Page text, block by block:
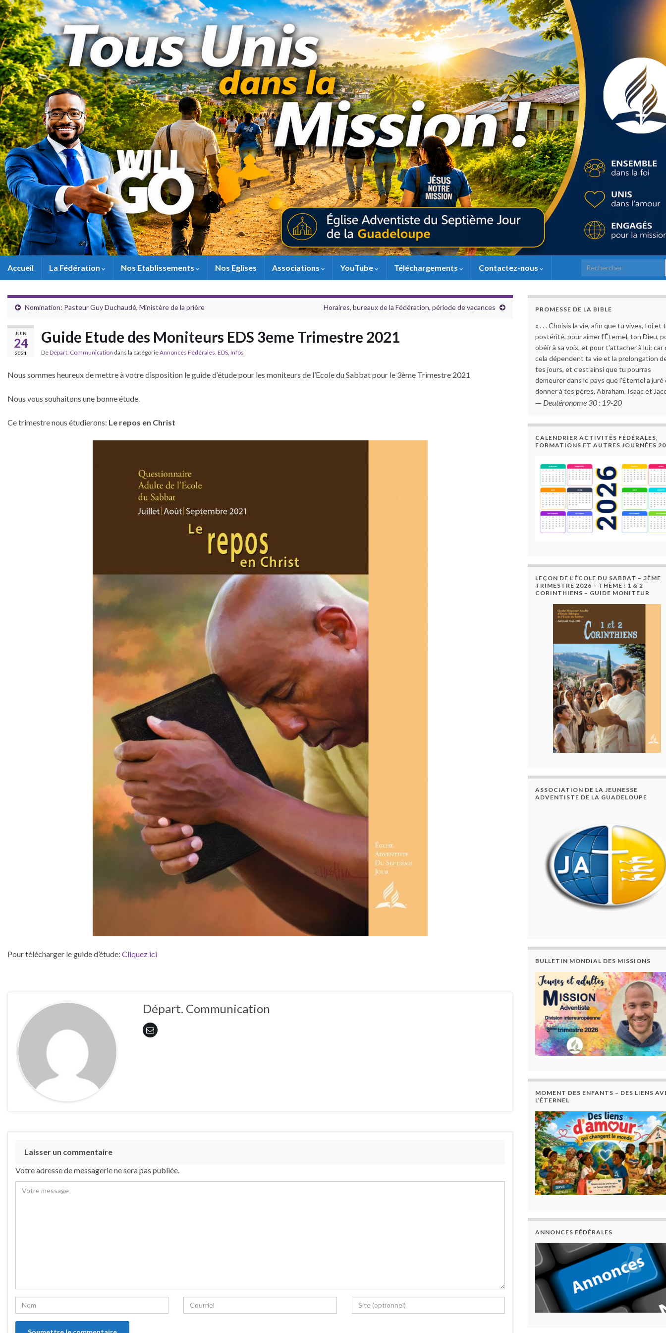
Accueil La Fédération Nos Etablissements Nos Eglises Associations YouTube Téléchargements Contactez-nous Search for:
Nomination: Pasteur Guy Duchaudé, Ministère de la prière Horaires, bureaux de la Fédération, période de vacances
JUIN
24
2021
Guide Etude des Moniteurs EDS 3eme Trimestre 2021
DeDépart. Communication dans la catégorieAnnonces Fédérales EDS Infos
Nous sommes heureux de mettre à votre disposition le guide d’étude pour les moniteurs de l’Ecole du Sabbat pour le 3ème Trimestre 2021
Nous vous souhaitons une bonne étude.
Ce trimestre nous étudierons: Le repos en Christ
Pour télécharger le guide d’étude: Cliquez ici
Départ. Communication
Laisser un commentaire
Votre adresse de messagerie ne sera pas publiée.
PROMESSE DE LA BIBLE
« . . . Choisis la vie, afin que tu vives, toi et
postérité, pour aimer l’Éternel, ton Dieu,
obéir à sa voix, et pour t’attacher à lui: car
cela dépendent ta vie et la prolongation
tes jours, et c’est ainsi que tu pourras
demeurer dans le pays que l’Éternel a juré
donner à tes pères, Abraham, Isaac et
— Deutéronome 30 : 19-20
CALENDRIER ACTIVITÉS FÉDÉRALES,
FORMATIONS ET AUTRES JOURNÉES
LEÇON DE L’ÉCOLE DU SABBAT – 3ÈME
TRIMESTRE 2026 – THÈME : 1 & 2
CORINTHIENS – GUIDE MONITEUR
ASSOCIATION DE LA JEUNESSE
ADVENTISTE DE LA GUADELOUPE
BULLETIN MONDIAL DES MISSIONS
MOMENT DES ENFANTS – DES LIENS
L’ÉTERNEL
ANNONCES FÉDÉRALES